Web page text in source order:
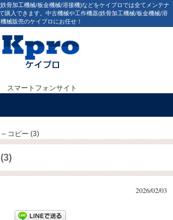
骨加工機械/板金機械/溶接機)などをケイプロでは全てメンテナ
購入できます。中古機械や工作機器(鉄骨加工機械/板金機械/溶
械販売のケイプロにお任せ！
スマートフォンサイト
– コピー (3)
2026/02/03